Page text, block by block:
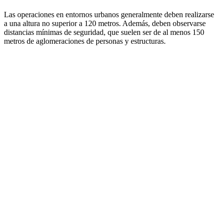
Las operaciones en entornos urbanos generalmente deben realizarse
a una altura no superior a 120 metros. Además, deben observarse
distancias mínimas de seguridad, que suelen ser de al menos 150
metros de aglomeraciones de personas y estructuras.